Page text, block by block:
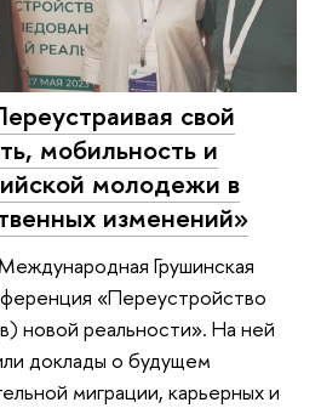
свой
мобильность и
молодежи в
изменений»
Грушинская
«Переустройство
новой реальности». На ней
доклады о будущем
миграции, карьерных и